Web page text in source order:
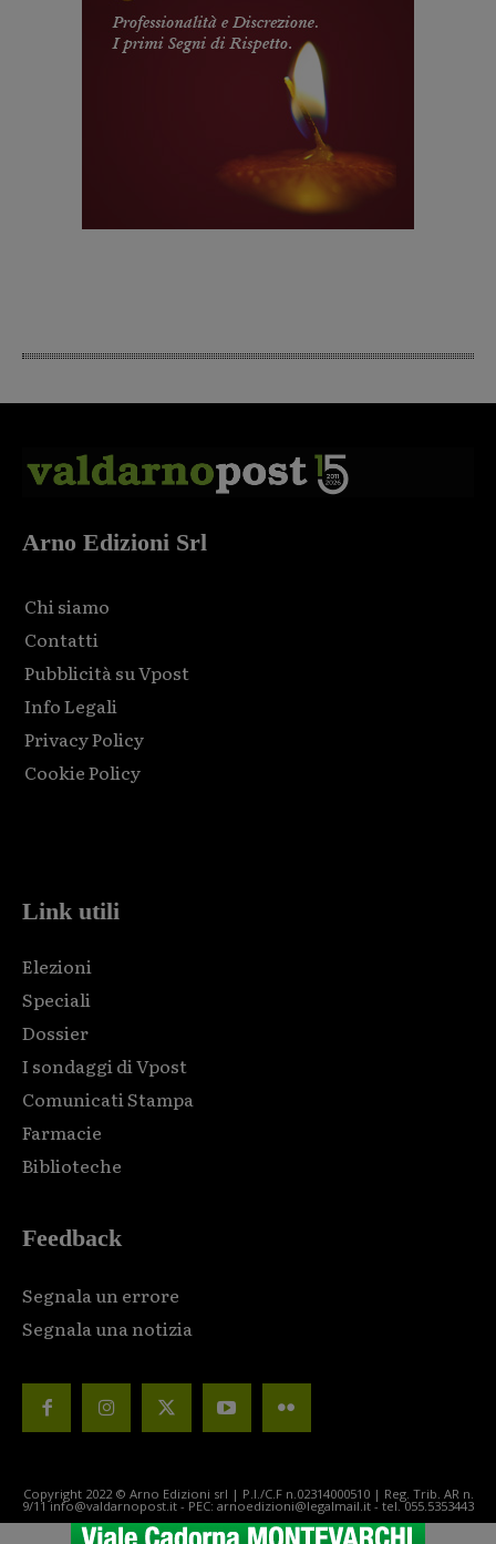
Arno Edizioni Srl
Chi siamo
Contatti
Pubblicità su Vpost
Info Legali
Privacy Policy
Cookie Policy
Link utili
Elezioni
Speciali
Dossier
I sondaggi di Vpost
Comunicati Stampa
Farmacie
Biblioteche
Feedback
Segnala un errore
Segnala una notizia
Copyright 2022 © Arno Edizioni srl | P.I./C.F n.02314000510 | Reg. Trib. AR n.
9/11 info@valdarnopost.it - PEC: arnoedizioni@legalmail.it - tel. 055.5353443